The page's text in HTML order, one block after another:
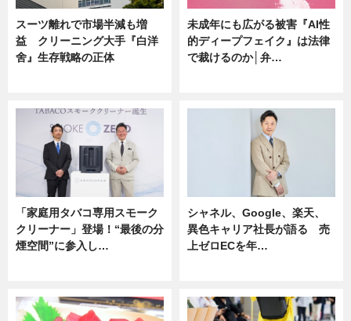
スーツ離れで市場半減も増
益 クリーニング大手『白洋
舍』生存戦略の正体
未成年にも広がる被害『AI性
的ディープフェイク』は法律
で裁けるのか│弁…
「家庭用タバコ専用スモーク
クリーナー」登場！“最後の分
煙空間”に参入し…
シャネル、Google、楽天、
異色キャリア社長が語る 売
上ゼロECを年…